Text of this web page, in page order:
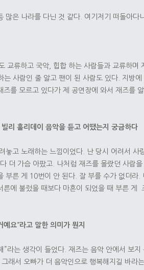
은 나라를 다닌 것 같다. 여기저기 떠돌아다
교류하고 국악, 힙합 하는 사람들과 교류하며
사람인 줄 알고 팬이 된 사람도 있다. 지방
를 모르고 있다가 제 공연장에 와서 재즈를
리 홀리데이 음악을 듣고 어땠는지 궁금하다
고 노래하는 느낌이었다. 난 당시 어려서 사
더 가슴 아팠고. 나처럼 재즈를 몰랐던 사람
른 게 10번이 안 된다. 잘 부를 수가 없더라.
에 불렀을 때보다 마흔이 되었을 때 부른 게
요”라고 말한 의미가 뭔지
라는 생각이 들었다. 재즈는 음악 안에서 보
래서 오빠가 더 음악인으로 행복해지길 바라